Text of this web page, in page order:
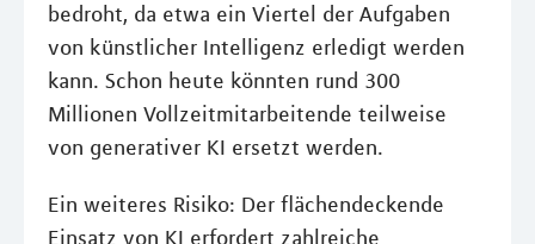
bedroht, da etwa ein Viertel der Aufgaben
von künstlicher Intelligenz erledigt werden
kann. Schon heute könnten rund 300
Millionen Vollzeitmitarbeitende teilweise
von generativer KI ersetzt werden.
Ein weiteres Risiko: Der flächendeckende
Einsatz von KI erfordert zahlreiche